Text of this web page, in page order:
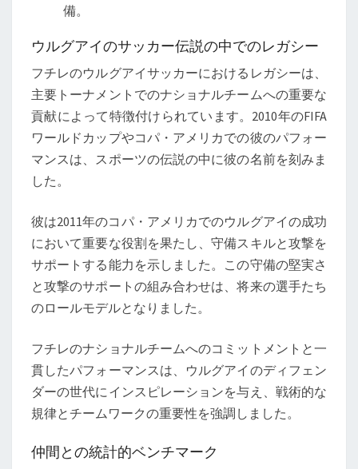
備。
ウルグアイのサッカー伝説の中でのレガシー
フチレのウルグアイサッカーにおけるレガシーは、
主要トーナメントでのナショナルチームへの重要な
貢献によって特徴付けられています。2010年のFIFA
ワールドカップやコパ・アメリカでの彼のパフォー
マンスは、スポーツの伝説の中に彼の名前を刻みま
した。
彼は2011年のコパ・アメリカでのウルグアイの成功
において重要な役割を果たし、守備スキルと攻撃を
サポートする能力を示しました。この守備の堅実さ
と攻撃のサポートの組み合わせは、将来の選手たち
のロールモデルとなりました。
フチレのナショナルチームへのコミットメントと一
貫したパフォーマンスは、ウルグアイのディフェン
ダーの世代にインスピレーションを与え、戦術的な
規律とチームワークの重要性を強調しました。
仲間との統計的ベンチマーク